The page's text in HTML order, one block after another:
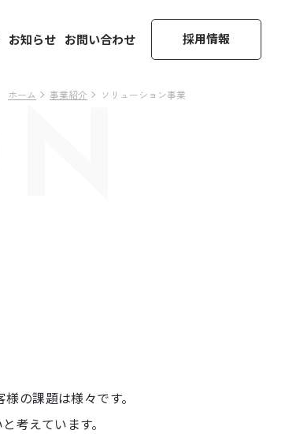
お知らせ お問い合わせ 採用情報
ホーム 事業紹介 ソリューション事業
の課題は様々です。
考えています。